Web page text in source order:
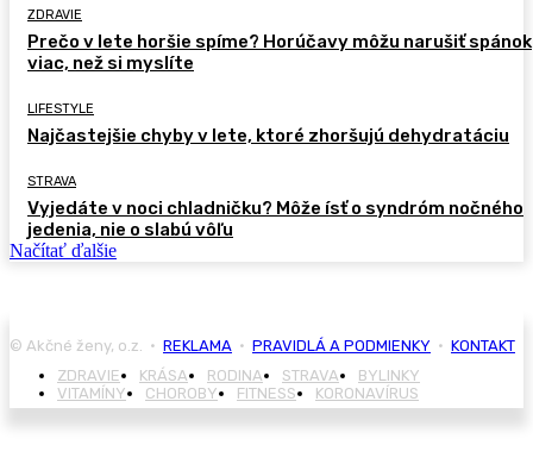
ZDRAVIE
Prečo v lete horšie spíme? Horúčavy môžu narušiť spánok
viac, než si myslíte
LIFESTYLE
Najčastejšie chyby v lete, ktoré zhoršujú dehydratáciu
STRAVA
Vyjedáte v noci chladničku? Môže ísť o syndróm nočného
jedenia, nie o slabú vôľu
Načítať ďalšie
© Akčné ženy, o.z. • REKLAMA • PRAVIDLÁ A PODMIENKY • KONTAKT
ZDRAVIE
KRÁSA RODINA STRAVA
BYLINKY
VITAMÍNY
CHOROBY FITNESS KORONAVÍRUS